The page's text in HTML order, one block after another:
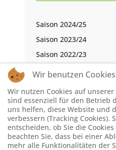
Saison 2024/25
Saison 2023/24
Saison 2022/23
Saison 2021/22
Saison 2019/20
Saison 2018/19
Saison 2017/18
Saison 2016/17
Wir benutzen Cookies
Wir nutzen Cookies auf
sind essenziell für den Betrieb
uns helfen, diese Website und
verbessern (Tracking Cookies).
entscheiden, ob Sie die
beachten Sie, dass bei einer
mehr alle Funktionalitäten der